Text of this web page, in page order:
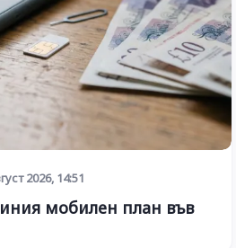
2026, 14:51
мобилен план във